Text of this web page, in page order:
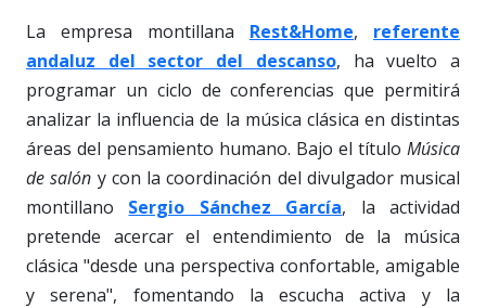
La empresa montillana Rest&Home, referente
andaluz del sector del descanso, ha vuelto a
programar un ciclo de conferencias que permitirá
analizar la influencia de la música clásica en distintas
áreas del pensamiento humano. Bajo el título Música
de salón y con la coordinación del divulgador musical
montillano Sergio Sánchez García, la actividad
pretende acercar el entendimiento de la música
clásica "desde una perspectiva confortable, amigable
y serena", fomentando la escucha activa y la